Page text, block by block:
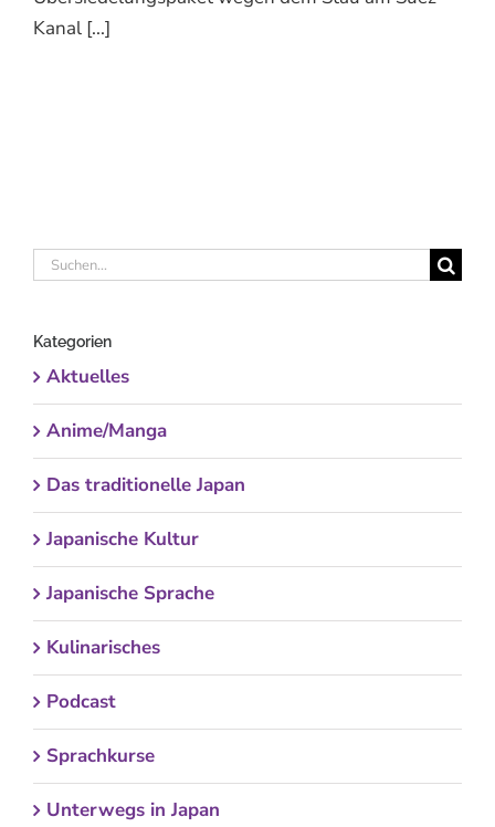
Kanal [...]
Suche
Kategorien
Aktuelles
Anime/Manga
Das traditionelle Japan
Japanische Kultur
Japanische Sprache
Kulinarisches
Podcast
Sprachkurse
Unterwegs in Japan